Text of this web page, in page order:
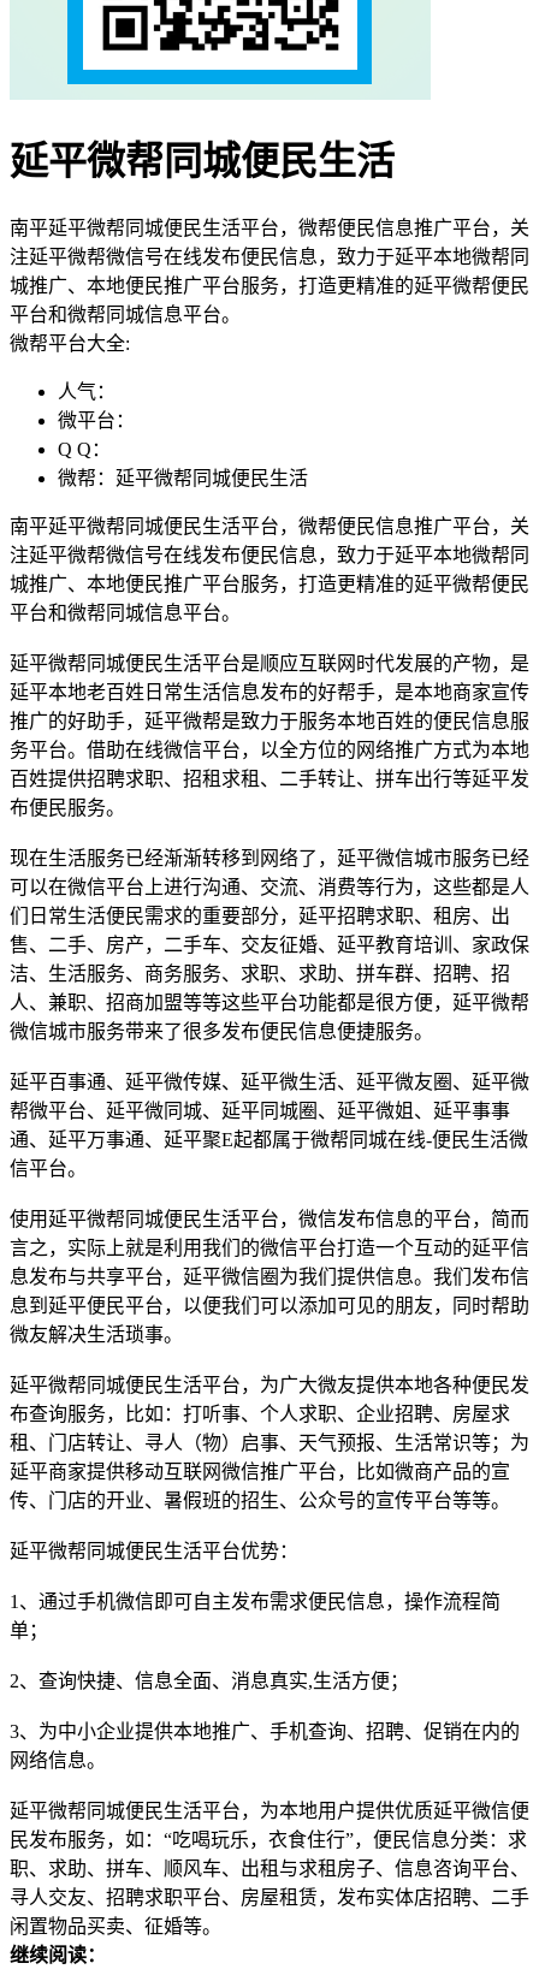
延平微帮同城便民生活
南平延平微帮同城便民生活平台，微帮便民信息推广平台，关
注延平微帮微信号在线发布便民信息，致力于延平本地微帮同
城推广、本地便民推广平台服务，打造更精准的延平微帮便民
平台和微帮同城信息平台。
微帮平台大全:
人气：
微平台：
Q Q：
微帮：延平微帮同城便民生活
南平延平微帮同城便民生活平台，微帮便民信息推广平台，关
注延平微帮微信号在线发布便民信息，致力于延平本地微帮同
城推广、本地便民推广平台服务，打造更精准的延平微帮便民
平台和微帮同城信息平台。
延平微帮同城便民生活平台是顺应互联网时代发展的产物，是
延平本地老百姓日常生活信息发布的好帮手，是本地商家宣传
推广的好助手，延平微帮是致力于服务本地百姓的便民信息服
务平台。借助在线微信平台，以全方位的网络推广方式为本地
百姓提供招聘求职、招租求租、二手转让、拼车出行等延平发
布便民服务。
现在生活服务已经渐渐转移到网络了，延平微信城市服务已经
可以在微信平台上进行沟通、交流、消费等行为，这些都是人
们日常生活便民需求的重要部分，延平招聘求职、租房、出
售、二手、房产，二手车、交友征婚、延平教育培训、家政保
洁、生活服务、商务服务、求职、求助、拼车群、招聘、招
人、兼职、招商加盟等等这些平台功能都是很方便，延平微帮
微信城市服务带来了很多发布便民信息便捷服务。
延平百事通、延平微传媒、延平微生活、延平微友圈、延平微
帮微平台、延平微同城、延平同城圈、延平微姐、延平事事
通、延平万事通、延平聚E起都属于微帮同城在线-便民生活微
信平台。
使用延平微帮同城便民生活平台，微信发布信息的平台，简而
言之，实际上就是利用我们的微信平台打造一个互动的延平信
息发布与共享平台，延平微信圈为我们提供信息。我们发布信
息到延平便民平台，以便我们可以添加可见的朋友，同时帮助
微友解决生活琐事。
延平微帮同城便民生活平台，为广大微友提供本地各种便民发
布查询服务，比如：打听事、个人求职、企业招聘、房屋求
租、门店转让、寻人（物）启事、天气预报、生活常识等；为
延平商家提供移动互联网微信推广平台，比如微商产品的宣
传、门店的开业、暑假班的招生、公众号的宣传平台等等。
延平微帮同城便民生活平台优势：
1、通过手机微信即可自主发布需求便民信息，操作流程简
单；
2、查询快捷、信息全面、消息真实,生活方便；
3、为中小企业提供本地推广、手机查询、招聘、促销在内的
网络信息。
延平微帮同城便民生活平台，为本地用户提供优质延平微信便
民发布服务，如：“吃喝玩乐，衣食住行”，便民信息分类：求
职、求助、拼车、顺风车、出租与求租房子、信息咨询平台、
寻人交友、招聘求职平台、房屋租赁，发布实体店招聘、二手
闲置物品买卖、征婚等。
继续阅读：